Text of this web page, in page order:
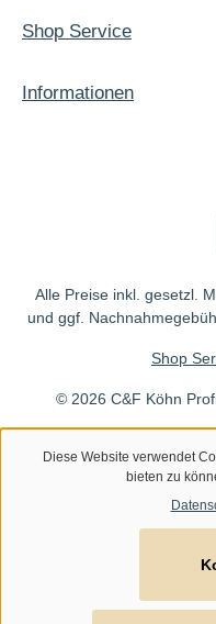
Shop Service
Informationen
Alle Preise inkl. gesetzl.
und ggf.
© 2026 C&F Köhn
Shop
Diese Website verwendet
bieten zu